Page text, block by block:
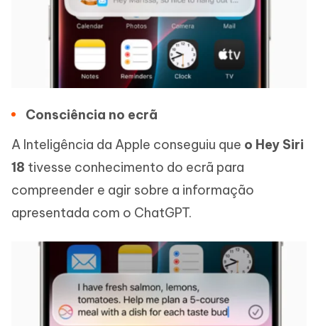
Consciência no ecrã
A Inteligência da Apple conseguiu que o Hey Siri
18 tivesse conhecimento do ecrã para
compreender e agir sobre a informação
apresentada com o ChatGPT.